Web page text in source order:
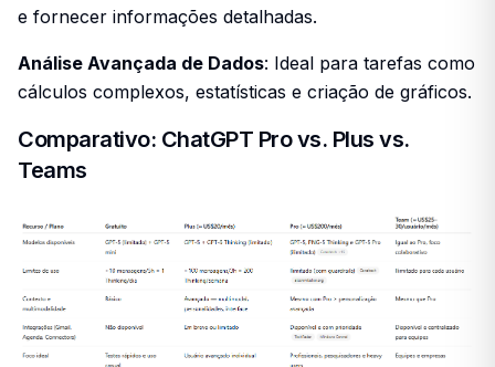
e fornecer informações detalhadas.
Análise Avançada de Dados: Ideal para tarefas como
cálculos complexos, estatísticas e criação de gráficos.
Comparativo: ChatGPT Pro vs. Plus vs.
Teams